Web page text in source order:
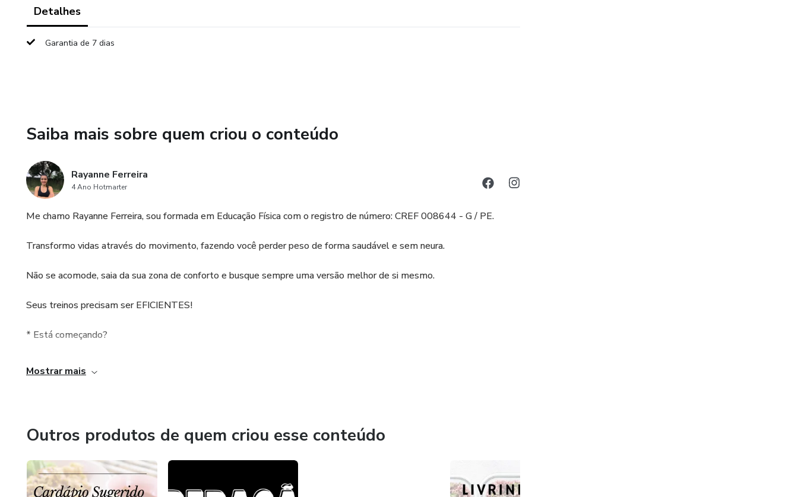
Detalhes
Garantia de 7 dias
Saiba mais sobre quem criou o conteúdo
Rayanne Ferreira
4 Ano Hotmarter
Me chamo Rayanne Ferreira, sou formada em Educação Física com o registro de número: CREF 008644 - G / PE.
Transformo vidas através do movimento, fazendo você perder peso de forma saudável e sem neura.
Não se acomode, saia da sua zona de conforto e busque sempre uma versão melhor de si mesmo.
Seus treinos precisam ser EFICIENTES!
* Está começando?
- Tenha uma orientação adequada. Estarei aqui para te ajudar! E posso te garantir, o básico funciona!
- SEMPRE PODEMOS MAIS
Mostrar mais
Outros produtos de quem criou esse conteúdo